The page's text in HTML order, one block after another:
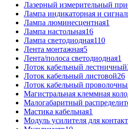
Лазерный измерительный
Лампа индикаторная и
Лампа люминесцентная1
Лампа настольная16
Лампа светодиодная110
Лента монтажная5
Лента/полоса светодиодная1
Лоток кабельный лестничный
Лоток кабельный листовой26
Лоток кабельный
Магистральная клеммная
Малогабаритный
Мастика кабельная1
Модуль усилителя для